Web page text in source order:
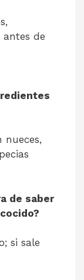
antes de
nueces,
de saber
si sale